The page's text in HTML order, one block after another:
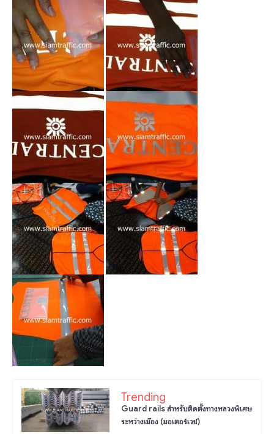
Trending
Guard rails สำหรับติดตั้งทางหลวงพิเศษ
ระหว่างเมือง (มอเตอร์เวย์)